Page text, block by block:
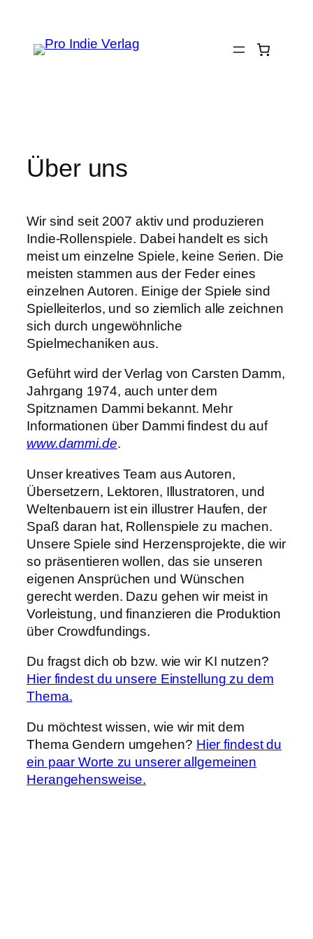
springen
Über uns
Wir sind seit 2007 aktiv und produzieren
Indie-Rollenspiele. Dabei handelt es sich
meist um einzelne Spiele, keine Serien. Die
meisten stammen aus der Feder eines
einzelnen Autoren. Einige der Spiele sind
Spielleiterlos, und so ziemlich alle zeichnen
sich durch ungewöhnliche
Spielmechaniken aus.
Geführt wird der Verlag von Carsten Damm,
Jahrgang 1974, auch unter dem
Spitznamen Dammi bekannt. Mehr
Informationen über Dammi findest du auf
www.dammi.de.
Unser kreatives Team aus Autoren,
Übersetzern, Lektoren, Illustratoren, und
Weltenbauern ist ein illustrer Haufen, der
Spaß daran hat, Rollenspiele zu machen.
Unsere Spiele sind Herzensprojekte, die wir
so präsentieren wollen, das sie unseren
eigenen Ansprüchen und Wünschen
gerecht werden. Dazu gehen wir meist in
Vorleistung, und finanzieren die Produktion
über Crowdfundings.
Du fragst dich ob bzw. wie wir KI nutzen?
Hier findest du unsere Einstellung zu dem
Thema.
Du möchtest wissen, wie wir mit dem
Thema Gendern umgehen? Hier findest du
ein paar Worte zu unserer allgemeinen
Herangehensweise.